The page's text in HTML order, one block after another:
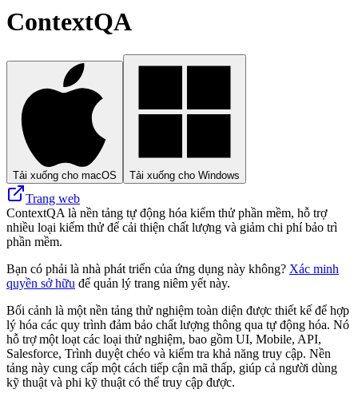
ContextQA
Tải xuống cho macOS Tải xuống cho Windows
Trang web
ContextQA là nền tảng tự động hóa kiểm thử phần mềm, hỗ trợ
nhiều loại kiểm thử để cải thiện chất lượng và giảm chi phí bảo trì
phần mềm.
Bạn có phải là nhà phát triển của ứng dụng này không? Xác minh
quyền sở hữu để quản lý trang niêm yết này.
Bối cảnh là một nền tảng thử nghiệm toàn diện được thiết kế để hợp
lý hóa các quy trình đảm bảo chất lượng thông qua tự động hóa. Nó
hỗ trợ một loạt các loại thử nghiệm, bao gồm UI, Mobile, API,
Salesforce, Trình duyệt chéo và kiểm tra khả năng truy cập. Nền
tảng này cung cấp một cách tiếp cận mã thấp, giúp cả người dùng
kỹ thuật và phi kỹ thuật có thể truy cập được.